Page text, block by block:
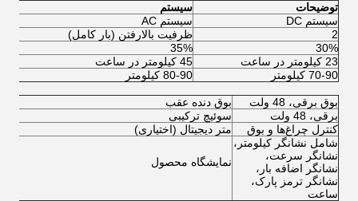
توضیحات
سیستم
سیستم DC
سیستم AC
2
ظرفیت بالارفتن (بار کامل)
30%
35%
23 کیلومتر در ساعت
45 کیلومتر در ساعت
70-90 کیلومتر
80-90 کیلومتر
بوق برقی، 48 ولت
بوق دنده عقب
برقی، 48 ولت
سوئیچ ترکیبی
کنترل چراغ‌ها و بوق
متر دیجیتال (اختیاری)
شامل نشانگر کیلومتر،
نشانگر سرعت،
نشانگر اضافه بار،
نشانگر ترمز پارک،
ساعت
نمایشگاه محصول